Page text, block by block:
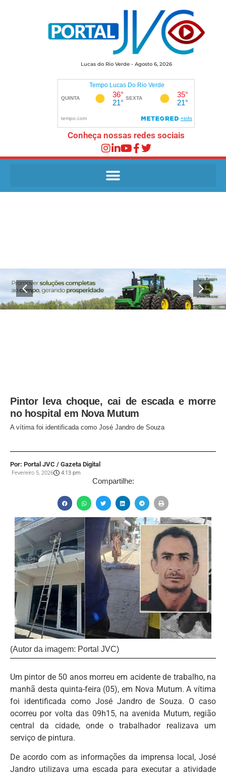
Lucas do Rio Verde - Agosto 6, 2026
Conheça nossas redes sociais
Pintor leva choque, cai de escada e morre
no hospital em Nova Mutum
A vítima foi identificada como José Jandro de Souza
Por: Portal JVC / Gazeta Digital
Fevereiro 5, 2026 4:13 pm
Compartilhe:
(Autor da imagem: Portal JVC)
Um pintor de 50 anos morreu em acidente de trabalho, na
manhã desta quinta-feira (05), em Nova Mutum. A vítima
foi identificada como José Jandro de Souza. O caso
ocorreu por volta das 09h15, na avenida Mutum, região
central da cidade, onde o trabalhador realizava um
serviço de pintura.
De acordo com as informações da imprensa local, José
Jandro utilizava uma escada para executar a atividade